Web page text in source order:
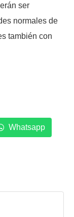
ser
normales de
también con
Whatsapp